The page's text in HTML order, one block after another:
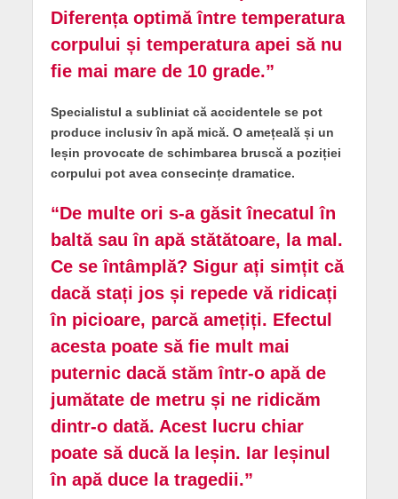
Diferența optimă între temperatura
corpului și temperatura apei să nu
fie mai mare de 10 grade.”
Specialistul a subliniat că accidentele se pot
produce inclusiv în apă mică. O amețeală și un
leșin provocate de schimbarea bruscă a poziției
corpului pot avea consecințe dramatice.
“De multe ori s-a găsit înecatul în
baltă sau în apă stătătoare, la mal.
Ce se întâmplă? Sigur ați simțit că
dacă stați jos și repede vă ridicați
în picioare, parcă amețiți. Efectul
acesta poate să fie mult mai
puternic dacă stăm într-o apă de
jumătate de metru și ne ridicăm
dintr-o dată. Acest lucru chiar
poate să ducă la leșin. Iar leșinul
în apă duce la tragedii.”